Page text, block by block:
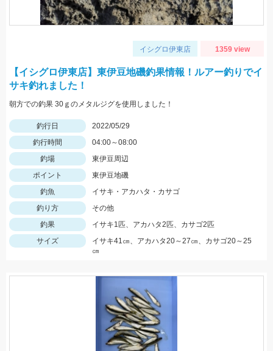
イシグロ伊東店 1359 view
【イシグロ伊東店】東伊豆地磯釣果情報！ルアー釣りでイ
サキ釣れました！
朝方での釣果 30ｇのメタルジグを使用しました！
釣行日
2022/05/29
釣行時間
04:00～08:00
釣場
東伊豆周辺
ポイント
東伊豆地磯
釣魚
イサキ・アカハタ・カサゴ
釣り方
その他
釣果
イサキ1匹、アカハタ2匹、カサゴ2匹
サイズ
イサキ41㎝、アカハタ20～27㎝、カサゴ20～25
㎝